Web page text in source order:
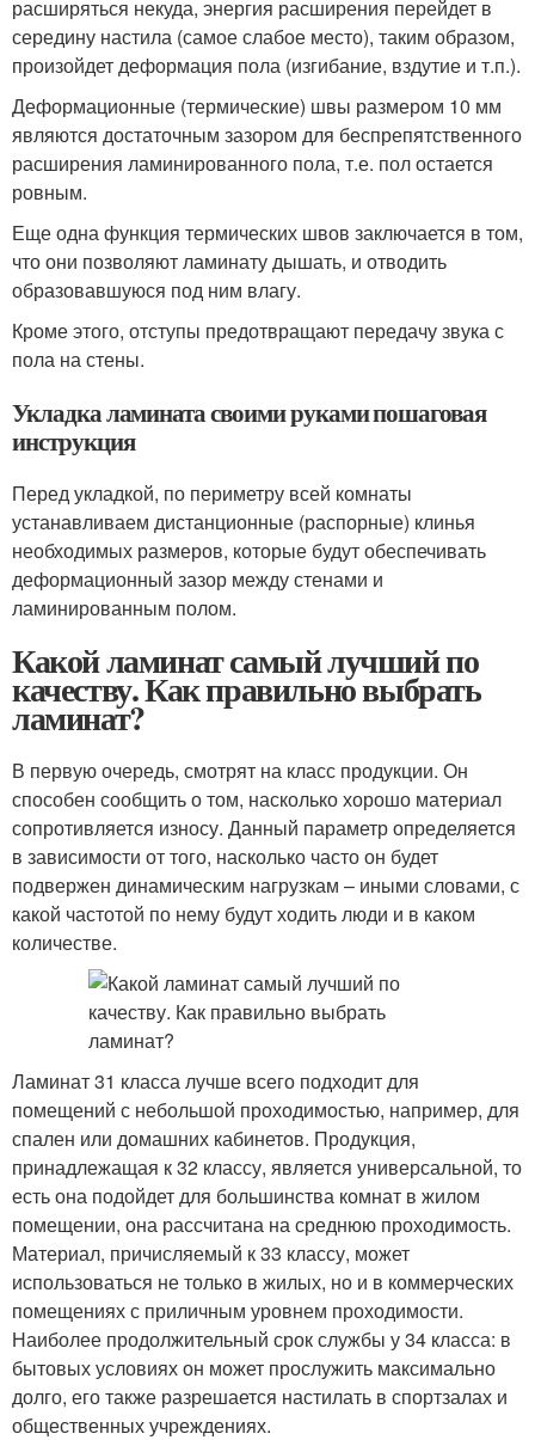
расширяться некуда, энергия расширения перейдет в
середину настила (самое слабое место), таким образом,
произойдет деформация пола (изгибание, вздутие и т.п.).
Деформационные (термические) швы размером 10 мм
являются достаточным зазором для беспрепятственного
расширения ламинированного пола, т.е. пол остается
ровным.
Еще одна функция термических швов заключается в том,
что они позволяют ламинату дышать, и отводить
образовавшуюся под ним влагу.
Кроме этого, отступы предотвращают передачу звука с
пола на стены.
Укладка ламината своими руками пошаговая
инструкция
Перед укладкой, по периметру всей комнаты
устанавливаем дистанционные (распорные) клинья
необходимых размеров, которые будут обеспечивать
деформационный зазор между стенами и
ламинированным полом.
Какой ламинат самый лучший по
качеству. Как правильно выбрать
ламинат?
В первую очередь, смотрят на класс продукции. Он
способен сообщить о том, насколько хорошо материал
сопротивляется износу. Данный параметр определяется
в зависимости от того, насколько часто он будет
подвержен динамическим нагрузкам – иными словами, с
какой частотой по нему будут ходить люди и в каком
количестве.
Ламинат 31 класса лучше всего подходит для
помещений с небольшой проходимостью, например, для
спален или домашних кабинетов. Продукция,
принадлежащая к 32 классу, является универсальной, то
есть она подойдет для большинства комнат в жилом
помещении, она рассчитана на среднюю проходимость.
Материал, причисляемый к 33 классу, может
использоваться не только в жилых, но и в коммерческих
помещениях с приличным уровнем проходимости.
Наиболее продолжительный срок службы у 34 класса: в
бытовых условиях он может прослужить максимально
долго, его также разрешается настилать в спортзалах и
общественных учреждениях.